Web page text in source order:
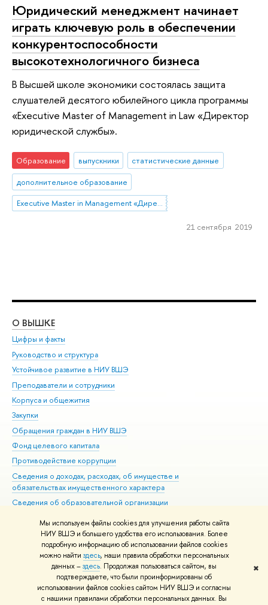
Мы используем файлы cookies для улучшения работы сайта
НИУ ВШЭ и большего удобства его использования. Более
подробную информацию об использовании файлов cookies
можно найти здесь, наши правила обработки персональных
данных –здесь. Продолжая пользоваться сайтом, вы
подтверждаете, что были проинформированы об
использовании файлов cookies сайтом НИУ ВШЭ и согласны
с нашими правилами обработки персональных данных. Вы
✖
Юридический менеджмент начинает
играть ключевую роль в обеспечении
конкурентоспособности
высокотехнологичного бизнеса
В Высшей школе экономики состоялась защита
слушателей десятого юбилейного цикла программы
«Executive Master of Management in Law «Директор
юридической службы».
Образование выпускники
статистические данные
дополнительное образование
Executive Master in Management «Директор юридической службы: партнер в цифровой трансформации и развитии бизнеса»
21 сентября 2019
О ВЫШКЕ
Цифры и факты
Руководство и структура
Устойчивое развитие в НИУ ВШЭ
Преподаватели и сотрудники
Корпуса и общежития
Закупки
Обращения граждан в НИУ ВШЭ
Фонд целевого капитала
Противодействие коррупции
Сведения о доходах, расходах, об имуществе и
обязательствах имущественного характера
Сведения об образовательной организации
Людям с ограниченными возможностями здоровья
Единая платежная страница
Работа в Вышке
© НИУ ВШЭ 1993–2026 Адреса и контакты Условия использования
материалов Политика конфиденциальности Карта сайта